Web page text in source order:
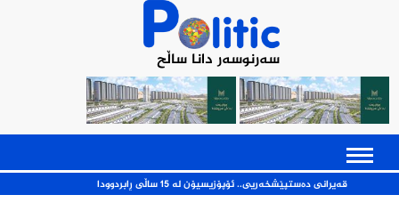
سەرنوسەر دانا ساڵح
قەیرانی ده‌ستپێشخه‌ریی.. ئۆپۆزیسیۆن له‌ 15 ساڵی ڕابردوودا